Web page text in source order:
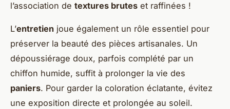
l’association de textures brutes et raffinées !
L’entretien joue également un rôle essentiel pour
préserver la beauté des pièces artisanales. Un
dépoussiérage doux, parfois complété par un
chiffon humide, suffit à prolonger la vie des
paniers. Pour garder la coloration éclatante, évitez
une exposition directe et prolongée au soleil.